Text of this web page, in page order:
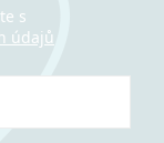
s
údajů